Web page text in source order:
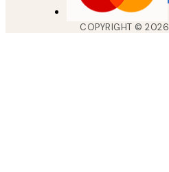
COPYRIGHT ©2026